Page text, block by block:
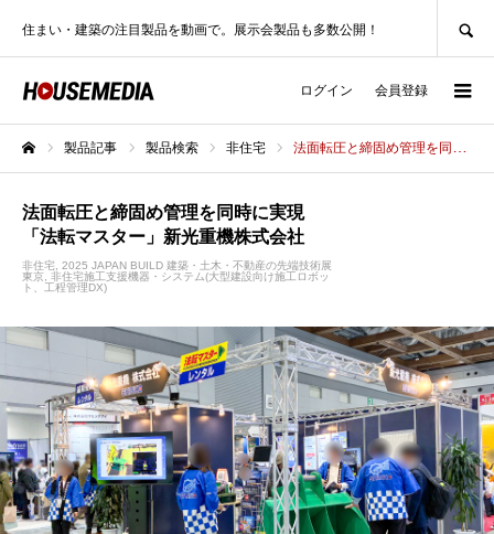
住まい・建築の注目製品を動画で。展示会製品も多数公開！
ログイン 会員登録
製品記事 製品検索 非住宅 法面転圧と締固め管理を同時に実現「法転マスター」新光重機株式会社
法面転圧と締固め管理を同時に実現
「法転マスター」新光重機株式会社
非住宅
2025 JAPAN BUILD 建築・土木・不動産の先端技術展
東京 非住宅施工支援機器・システム(大型建設向け施工ロボッ
ト、工程管理DX)